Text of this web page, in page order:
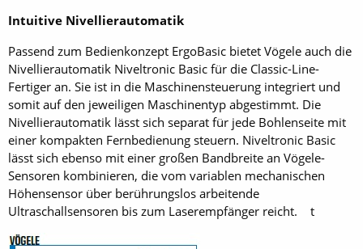
Intuitive Nivellierautomatik
Passend zum Bedienkonzept ErgoBasic bietet Vögele auch die
Nivellierautomatik Niveltronic Basic für die Classic-Line-
Fertiger an. Sie ist in die Maschinensteuerung integriert und
somit auf den jeweiligen Maschinentyp abgestimmt. Die
Nivellierautomatik lässt sich separat für jede Bohlenseite mit
einer kompakten Fernbedienung steuern. Niveltronic Basic
lässt sich ebenso mit einer großen Bandbreite an Vögele-
Sensoren kombinieren, die vom variablen mechanischen
Höhensensor über berührungslos arbeitende
Ultraschallsensoren bis zum Laserempfänger reicht. t